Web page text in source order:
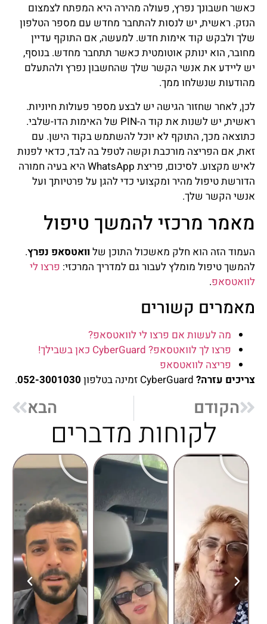
כאשר חשבונך נפרץ, פעולה מהירה היא המפתח לצמצום
הנזק. ראשית, יש לנסות להתחבר מחדש עם מספר הטלפון
שלך ולבקש קוד אימות חדש. למעשה, אם התוקף עדיין
מחובר, הוא ינותק אוטומטית כאשר תתחבר מחדש. בנוסף,
יש ליידע את אנשי הקשר שלך שהחשבון נפרץ ולהתעלם
מהודעות שנשלחו ממך.
לכן, לאחר שחזור הגישה יש לבצע מספר פעולות חיוניות.
ראשית, יש לשנות את קוד ה-PIN של האימות הדו-שלבי.
כתוצאה מכך, התוקף לא יוכל להשתמש בקוד הישן. עם
זאת, אם הפריצה מורכבת וקשה לטפל בה לבד, כדאי לפנות
לאיש מקצוע. לסיכום, פריצת WhatsApp היא בעיה חמורה
הדורשת טיפול מהיר ומקצועי כדי להגן על פרטיותך ועל
אנשי הקשר שלך.
מאמר מרכזי להמשך טיפול
העמוד הזה הוא חלק מאשכול התוכן של וואטסאפ נפרץ.
להמשך טיפול מומלץ לעבור גם למדריך המרכזי: פרצו לי
לוואטסאפ.
מאמרים קשורים
מה לעשות אם פרצו לי לוואטסאפ?
פרצו לך לוואטסאפ? CyberGuard כאן בשבילך!
פריצה לוואטסאפ
צריכים עזרה?
052-3001030
.
הקודם הבא
לקוחות מדברים